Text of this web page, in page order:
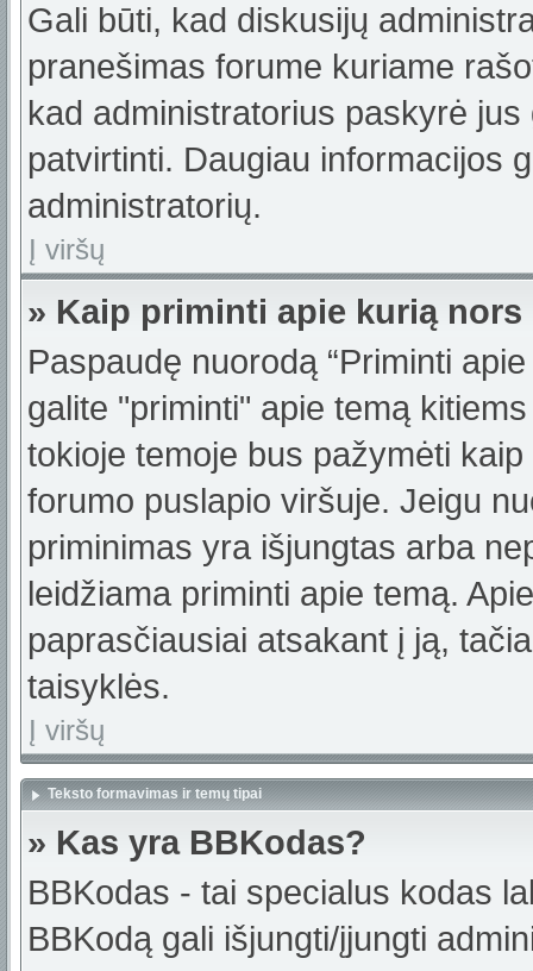
Gali būti, kad diskusijų
pranešimas forume kuriame
kad administratorius paskyrė
patvirtinti. Daugiau informacijos
administratorių.
Į viršų
» Kaip priminti apie kurią nors
Paspaudę nuorodą “Priminti
galite "priminti" apie temą
tokioje temoje bus pažymėti
forumo puslapio viršuje. Jeigu
priminimas yra išjungtas arba
leidžiama priminti apie temą.
paprasčiausiai atsakant į ją,
taisyklės.
Į viršų
Teksto formavimas ir temų tipai
» Kas yra BBKodas?
BBKodas - tai specialus kodas
BBKodą gali išjungti/įjungti